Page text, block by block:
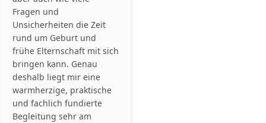
Fragen und
Unsicherheiten die Zeit
rund um Geburt und
frühe Elternschaft mit sich
bringen kann. Genau
deshalb liegt mir eine
warmherzige, praktische
und fachlich fundierte
Begleitung sehr am